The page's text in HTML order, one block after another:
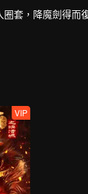
套，降魔劍得而
VIP